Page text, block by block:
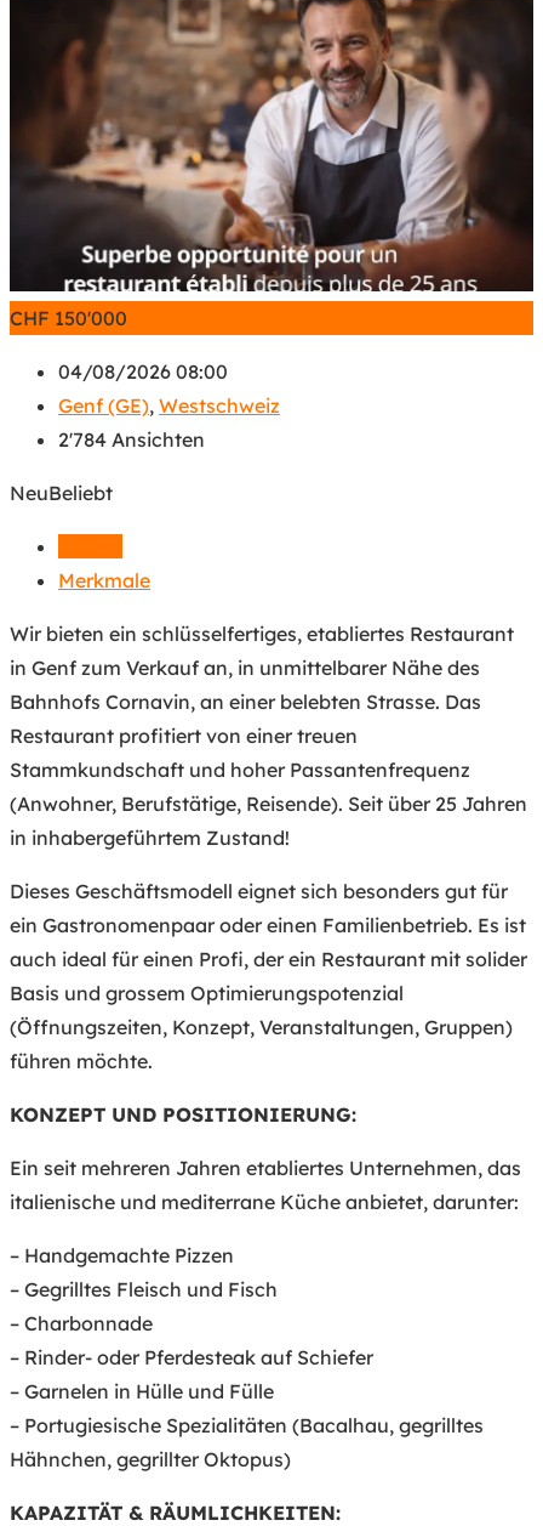
CHF 150'000
04/08/2026 08:00
Genf (GE), Westschweiz
2'784 Ansichten
NeuBeliebt
Merkmale
Wir bieten ein schlüsselfertiges, etabliertes Restaurant
in Genf zum Verkauf an, in unmittelbarer Nähe des
Bahnhofs Cornavin, an einer belebten Strasse. Das
Restaurant profitiert von einer treuen
Stammkundschaft und hoher Passantenfrequenz
(Anwohner, Berufstätige, Reisende). Seit über 25 Jahren
in inhabergeführtem Zustand!
Dieses Geschäftsmodell eignet sich besonders gut für
ein Gastronomenpaar oder einen Familienbetrieb. Es ist
auch ideal für einen Profi, der ein Restaurant mit solider
Basis und grossem Optimierungspotenzial
(Öffnungszeiten, Konzept, Veranstaltungen, Gruppen)
führen möchte.
KONZEPT UND POSITIONIERUNG:
Ein seit mehreren Jahren etabliertes Unternehmen, das
italienische und mediterrane Küche anbietet, darunter:
– Handgemachte Pizzen
– Gegrilltes Fleisch und Fisch
– Charbonnade
– Rinder- oder Pferdesteak auf Schiefer
– Garnelen in Hülle und Fülle
– Portugiesische Spezialitäten (Bacalhau, gegrilltes
Hähnchen, gegrillter Oktopus)
KAPAZITÄT & RÄUMLICHKEITEN: